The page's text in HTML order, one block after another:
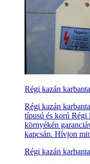
Régi kazán
Régi kazán
típusú és korú Régi
környékén
kapcsán. Hívjon
Régi kazán